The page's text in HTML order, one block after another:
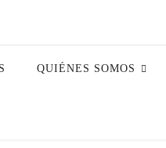
QUIÉNES SOMOS